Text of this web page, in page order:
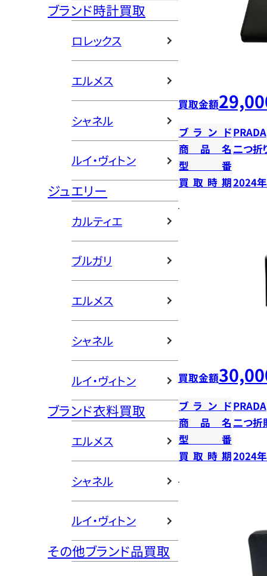
ブランド時計買取
ロレックス
エルメス
シャネル
ルイ・ヴィトン
ジュエリー
カルティエ
ブルガリ
エルメス
シャネル
ルイ・ヴィトン
ブランド衣料買取
エルメス
シャネル
ルイ・ヴィトン
その他ブランド品買取
買取金額
ブランドPRADA
商品名二つ折
型番
買取時期2024
買取金額
ブランドPRADA
商品名二つ折
型番
買取時期2024